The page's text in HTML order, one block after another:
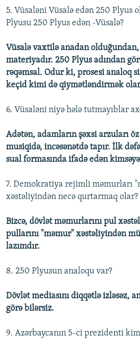
5. Vüsaləni Vüsalə edən 250 Plyus
Plyusu 250 Plyus edən -Vüsalə?
Vüsalə vaxtilə anadan
materiyadır. 250 Plyus adından
rəqəmsal. Odur ki, prosesi analoq
keçid kimi də qiymətləndirmək
6. Vüsaləni niyə hələ tutmayıblar
Adətən, adamların şəxsi arzuları
musiqidə, incəsənətdə tapır. İlk
sual formasında ifadə edən
7. Demokratiya rejimli məmurları
xəstəliyindən necə qurtarmaq olar?
Bizcə, dövlət məmurlarını pul
pullarını "məmur" xəstəliyindən
lazımdır.
8. 250 Plyusun analoqu var?
Dövlət mediasını diqqətlə izləsəz,
görə bilərsiz.
9. Azərbaycanın 5-ci prezidenti